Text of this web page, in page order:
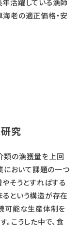
活躍している漁師
老の適正価格・安
究
類の漁獲量を上回
において課題の一つ
そうとすればする
という構造が存在
可能な生産体制を
こうした中で、食